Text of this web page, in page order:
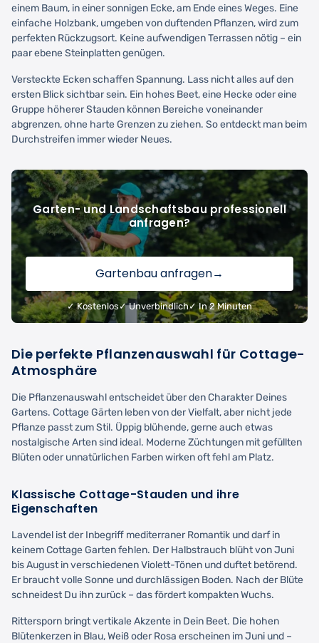
einem Baum, in einer sonnigen Ecke, am Ende eines Weges. Eine
einfache Holzbank, umgeben von duftenden Pflanzen, wird zum
perfekten Rückzugsort. Keine aufwendigen Terrassen nötig – ein
paar ebene Steinplatten genügen.
Versteckte Ecken schaffen Spannung. Lass nicht alles auf den
ersten Blick sichtbar sein. Ein hohes Beet, eine Hecke oder eine
Gruppe höherer Stauden können Bereiche voneinander
abgrenzen, ohne harte Grenzen zu ziehen. So entdeckt man beim
Durchstreifen immer wieder Neues.
Garten- und Landschaftsbau professionell
anfragen?
Gartenbau anfragen→
✓ Kostenlos ✓ Unverbindlich✓ In 2 Minuten
Die perfekte Pflanzenauswahl für Cottage-
Atmosphäre
Die Pflanzenauswahl entscheidet über den Charakter Deines
Gartens. Cottage Gärten leben von der Vielfalt, aber nicht jede
Pflanze passt zum Stil. Üppig blühende, gerne auch etwas
nostalgische Arten sind ideal. Moderne Züchtungen mit gefüllten
Blüten oder unnatürlichen Farben wirken oft fehl am Platz.
Klassische Cottage-Stauden und ihre
Eigenschaften
Lavendel ist der Inbegriff mediterraner Romantik und darf in
keinem Cottage Garten fehlen. Der Halbstrauch blüht von Juni
bis August in verschiedenen Violett-Tönen und duftet betörend.
Er braucht volle Sonne und durchlässigen Boden. Nach der Blüte
schneidest Du ihn zurück – das fördert kompakten Wuchs.
Rittersporn bringt vertikale Akzente in Dein Beet. Die hohen
Blütenkerzen in Blau, Weiß oder Rosa erscheinen im Juni und –